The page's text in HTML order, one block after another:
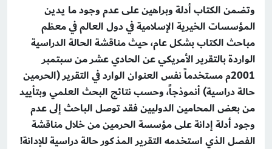
وتضمن الكتاب أدلة وبراهين على عدم وجود ما يدين
المؤسسات الخيرية الإسلامية في دول العالم في معظم
مباحث الكتاب بشكل عام، حيث مناقشة الحالة الدراسية
الواردة بالتقرير الأمريكي عن الحادي عشر من سبتمبر
2001م مستخدماً نفس العنوان الوارد في التقرير (الحرمين
حالة دراسية) أنموذجاً، وحسب نتائج البحث العلمي وبتأييد
من بعض المحامين الدوليين فقد توصل الباحث إلى عدم
وجود أدلة إدانة على مؤسسة الحرمين من خلال مناقشة
الفصل الذي استخدمه التقرير المذكور حالة دراسية للإدانة!